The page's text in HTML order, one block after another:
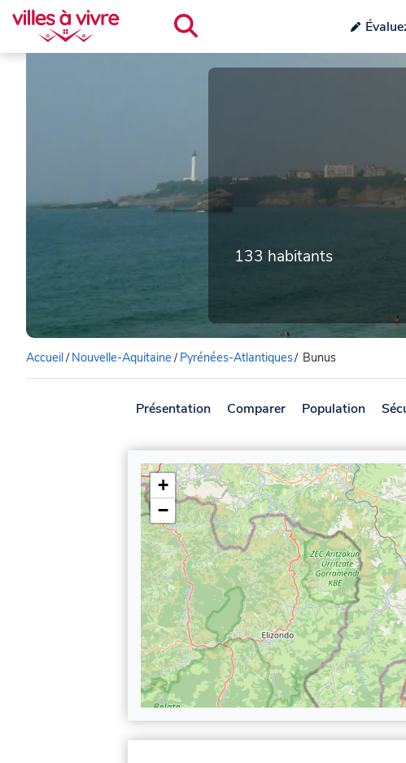
133 habitants
Accueil/ Nouvelle-Aquitaine/ Pyrénées-Atlantiques/ Bunus
Présentation Comparer Population
+
−